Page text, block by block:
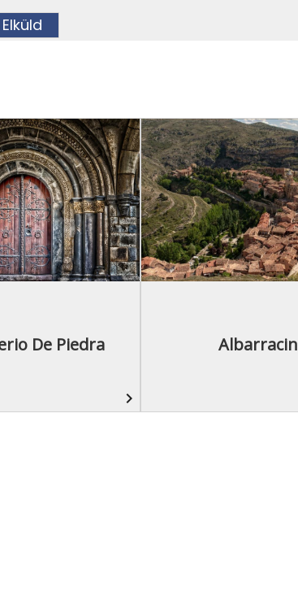
De Piedra
navigate_next
Albarracin